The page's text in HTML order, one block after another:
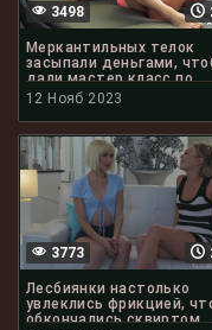
3498
Меркантильных телок
засыпали деньгами,
дали мастер класс по
кунилингусу
12 Нояб 2023
3773
Лесбиянки настолько
увлеклись фрикцией,
обкончались сквиртом